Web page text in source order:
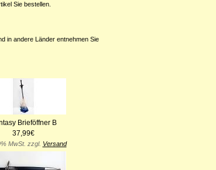
Sie bestellen.
in andere Länder entnehmen Sie
Brieföffner B
37,99€
MwSt. zzgl. Versand